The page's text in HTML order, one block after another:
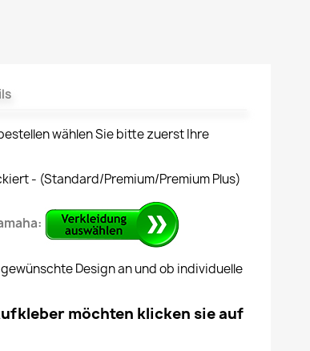
wählen Sie bitte zuerst Ihre
- (Standard/Premium/Premium Plus)
Design an und ob individuelle
möchten klicken sie auf